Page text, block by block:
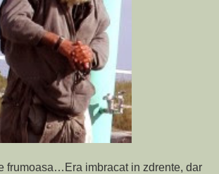
frumoasa…Era imbracat in zdrente, dar